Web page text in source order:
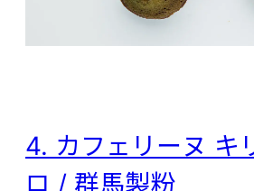
4. カフェリーヌ キ
ロ / 群馬製粉